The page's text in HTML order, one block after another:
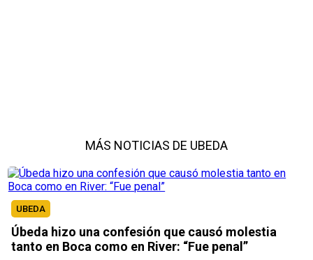
MÁS NOTICIAS DE UBEDA
UBEDA
Úbeda hizo una confesión que causó molestia
tanto en Boca como en River: “Fue penal”